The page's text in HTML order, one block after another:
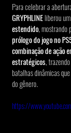
Para celebrar a
GRYPHLINE liberou um
estendido, mostrando
prólogo do jogo no
combinação de ação
estratégicos,
batalhas dinâmicas
do gênero.
https://